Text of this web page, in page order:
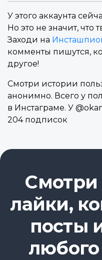
У этого аккаунта
Но это не значит, что
Заходи на
комменты пишутся,
другое!
Смотри истории
анонимно. Всего у
в Инстаграме. У
204 подписок
лайки,
посты
любого